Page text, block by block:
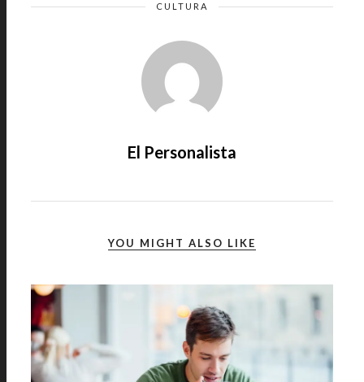
CULTURA
El Personalista
YOU MIGHT ALSO LIKE